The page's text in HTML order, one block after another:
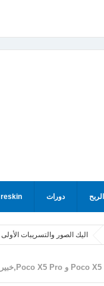
الربح دورات reskin